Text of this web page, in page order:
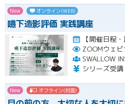
New オンライン(WEB)
嚥下造影評価 実践講座
SWALLOW
New オフライン(対面)